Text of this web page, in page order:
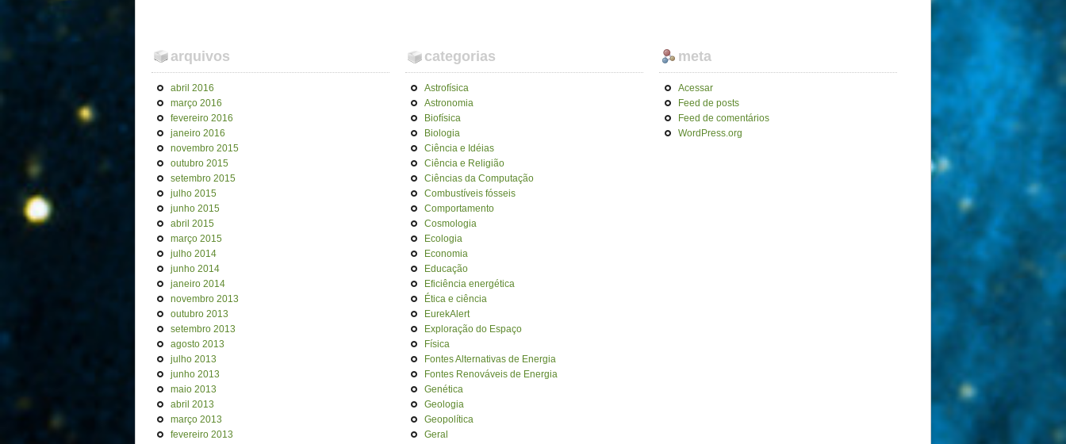
arquivos
abril 2016
março 2016
fevereiro 2016
janeiro 2016
novembro 2015
outubro 2015
setembro 2015
julho 2015
junho 2015
abril 2015
março 2015
julho 2014
junho 2014
janeiro 2014
novembro 2013
outubro 2013
setembro 2013
agosto 2013
julho 2013
junho 2013
maio 2013
abril 2013
março 2013
fevereiro 2013
categorias
Astrofísica
Astronomia
Biofísica
Biologia
Ciência e Idéias
Ciência e Religião
Ciências da Computação
Combustíveis fósseis
Comportamento
Cosmologia
Ecologia
Economia
Educação
Eficiência energética
Ética e ciência
EurekAlert
Exploração do Espaço
Física
Fontes Alternativas de Energia
Fontes Renováveis de Energia
Genética
Geologia
Geopolítica
Geral
meta
Acessar
Feed de posts
Feed de comentários
WordPress.org